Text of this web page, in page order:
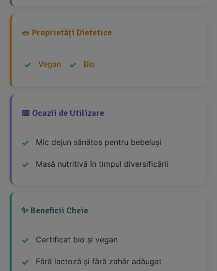
🥗 Proprietăți Dietetice
Vegan Bio
📅 Ocazii de Utilizare
Mic dejun sănătos pentru bebeluși
Masă nutritivă în timpul diversificării
✨ Beneficii Cheie
Certificat bio și vegan
Fără lactoză și fără zahăr adăugat